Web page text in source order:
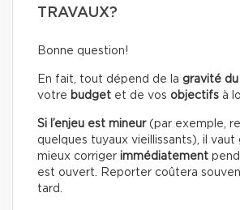
TRAVAUX?
Bonne question!
En fait, tout dépend de la gravité
votre budget et de vos objectifs à
Si l’enjeu est mineur(par exemple,
quelques tuyaux vieillissants), il
mieux corriger immédiatement
est ouvert. Reporter coûtera
tard.